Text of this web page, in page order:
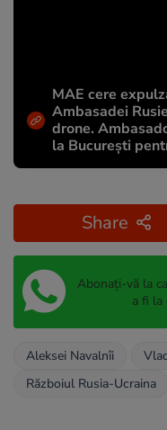
MAE cere
Ambasadei
drone.
la București
Share
Abonați-vă la
a fi la
Aleksei Navalnîi
Războiul Rusia-Ucraina